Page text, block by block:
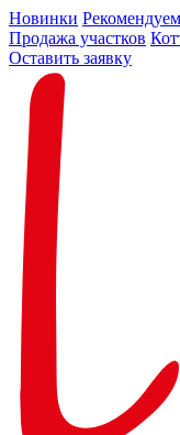
Новинки Рекомендуем
Продажа участков
Оставить заявку